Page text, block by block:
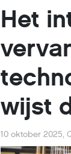
Het
wijst
10 oktober 2025,